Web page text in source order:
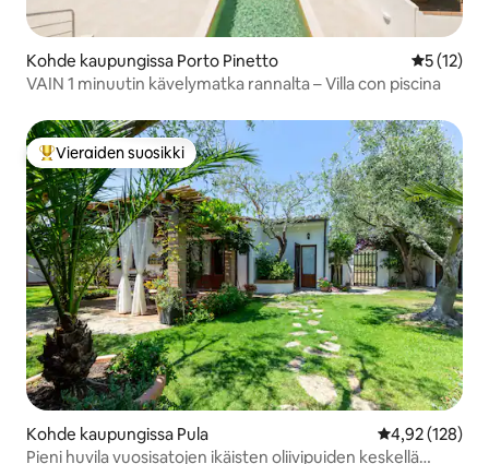
Kohde kaupungissa Porto Pinetto
5 (12)
VAIN 1 minuutin kävelymatka rannalta – Villa con piscina
Vieraiden suosikkien parhaimmistoa
Vieraiden suosikki
Kohde kaupungissa Pula
4,92 (128)
Pieni huvila vuosisatojen ikäisten oliivipuiden keskellä